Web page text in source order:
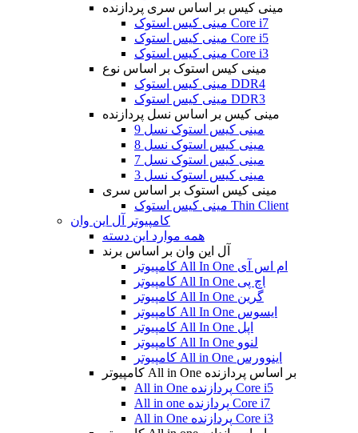
مینی کیس بر اساس سری پردازنده
مینی کیس استوک Core i7
مینی کیس استوک Core i5
مینی کیس استوک Core i3
مینی کیس استوک بر اساس نوع
مینی کیس استوک DDR4
مینی کیس استوک DDR3
مینی کیس بر اساس نسل پردازنده
مینی کیس استوک نسل 9
مینی کیس استوک نسل 8
مینی کیس استوک نسل 7
مینی کیس استوک نسل 3
مینی کیس استوک بر اساس سری
مینی کیس استوک Thin Client
کامپیوتر آل این وان
همه موارد این دسته
آل این وان بر اساس برند
کامپیوتر All In One ام اس آی
کامپیوتر All In One اچ پی
کامپیوتر All In One گرین
کامپیوتر All In One ایسوس
کامپیوتر All In One اپل
کامپیوتر All In One لنوو
کامپیوتر All in One اینوورس
کامپیوتر All in One بر اساس پردازنده
All in One پردازنده Core i5
All in one پردازنده Core i7
All in One پردازنده Core i3